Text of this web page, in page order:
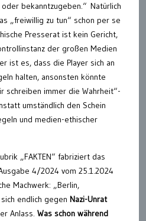
bekanntzugeben.“ Natürlich
„freiwillig zu tun“ schon per se
Presserat ist kein Gericht,
der großen Medien
ist es, dass die Player sich an
halten, ansonsten könnte
schreiben immer die Wahrheit“-
umständlich den Schein
und medien-ethischer
„FAKTEN“ fabriziert das
4/2024 vom 25.1.2024
Machwerk: „Berlin,
sich endlich gegen Nazi-Unrat
Anlass. Was schon während